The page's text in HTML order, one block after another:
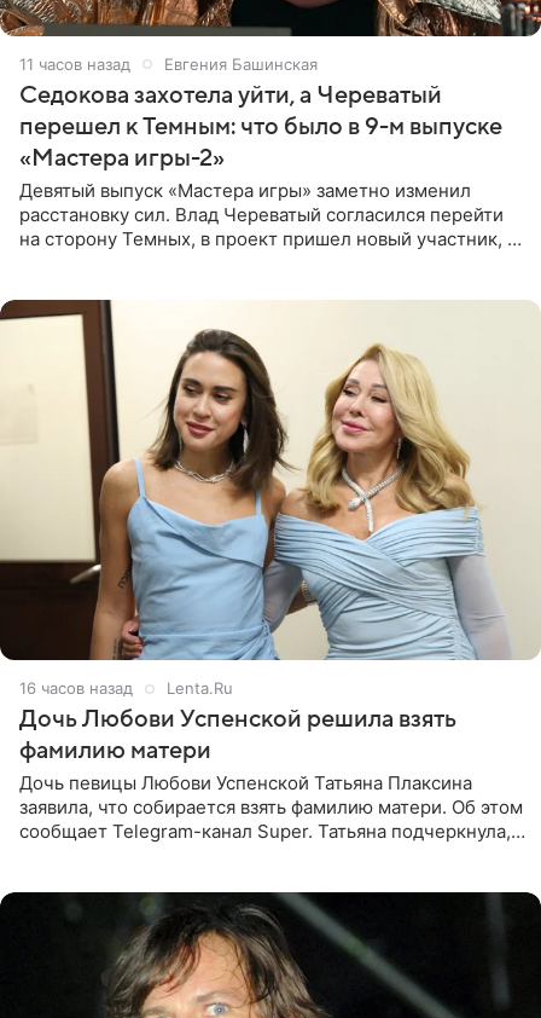
11 часов назад Евгения Башинская
Седокова захотела уйти, а Череватый
перешел к Темным: что было в 9-м выпуске
«Мастера игры-2»
Девятый выпуск «Мастера игры» заметно изменил
расстановку сил. Влад Череватый согласился перейти
на сторону Темных, в проект пришел новый участник, а
16 часов назад Lenta.Ru
Дочь Любови Успенской решила взять
фамилию матери
Дочь певицы Любови Успенской Татьяна Плаксина
заявила, что собирается взять фамилию матери. Об этом
сообщает Telegram-канал Super. Татьяна подчеркнула,